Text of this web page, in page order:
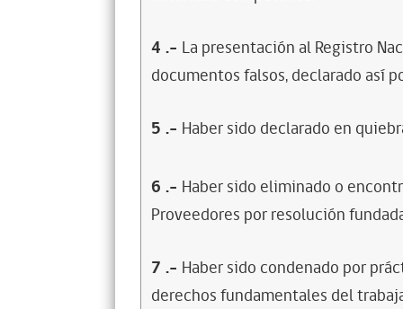
4 .- La presentación al Registro
documentos falsos, declarado así
5 .- Haber sido declarado en
6 .- Haber sido eliminado o
Proveedores por resolución
7 .- Haber sido condenado por
derechos fundamentales del